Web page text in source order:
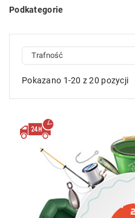
Podkategorie
Trafność
Pokazano 1-20 z 20 pozycji